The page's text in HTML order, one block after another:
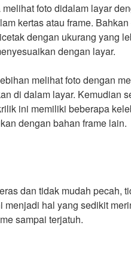
foto didalam layar
kertas atau frame.
dengan ukurang yang
dengan layar.
melihat foto dengan
di dalam layar. Kemudian
ini memiliki beberapa
dengan bahan frame lain.
dan tidak mudah pecah,
menjadi hal yang sedikit
sampai terjatuh.